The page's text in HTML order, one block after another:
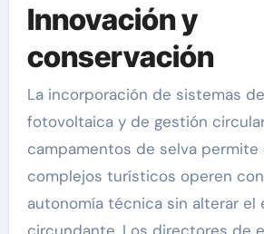
Innovación y
conservación
La incorporación de sistemas
fotovoltaica y de gestión
campamentos de selva permite
complejos turísticos operen
autonomía técnica sin alterar el